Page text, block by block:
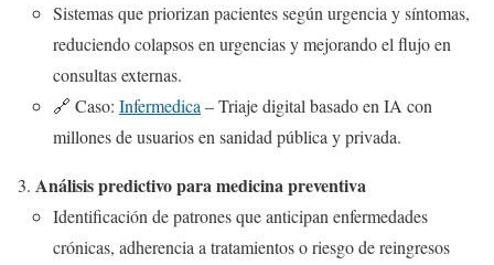
Sistemas que priorizan pacientes según urgencia y síntomas,
reduciendo colapsos en urgencias y mejorando el flujo en
consultas externas.
🔗 Caso: Infermedica– Triaje digital basado en IA con
millones de usuarios en sanidad pública y privada.
Análisis predictivo para medicina preventiva
Identificación de patrones que anticipan enfermedades
crónicas, adherencia a tratamientos o riesgo de reingresos